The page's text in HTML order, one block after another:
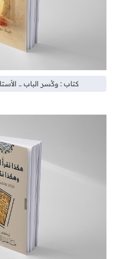
كتاب : وكُسر الباب ..